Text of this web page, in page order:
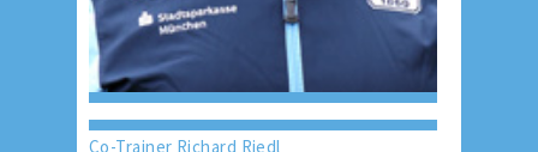
Co-Trainer Richard Riedl